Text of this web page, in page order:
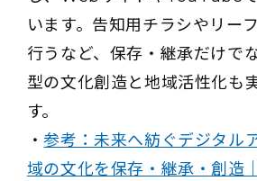
います。告知用チラシやリー
行うなど、保存・継承だけで
型の文化創造と地域活性化も
す。
・参考：未来へ紡ぐデジタル
域の文化を保存・継承・創造